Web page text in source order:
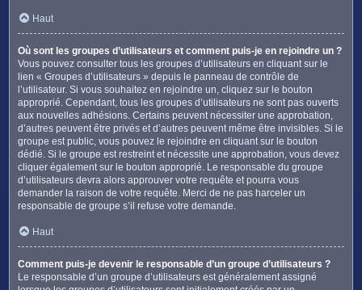
Haut
Où sont les groupes d’utilisateurs et comment puis-je en rejoindre un ?
Vous pouvez consulter tous les groupes d’utilisateurs en cliquant sur le
lien « Groupes d’utilisateurs » depuis le panneau de contrôle de
l’utilisateur. Si vous souhaitez en rejoindre un, cliquez sur le bouton
approprié. Cependant, tous les groupes d’utilisateurs ne sont pas ouverts
aux nouvelles adhésions. Certains peuvent nécessiter une approbation,
d’autres peuvent être privés et d’autres peuvent même être invisibles. Si le
groupe est public, vous pouvez le rejoindre en cliquant sur le bouton
dédié. Si le groupe est restreint et nécessite une approbation, vous devez
cliquer également sur le bouton approprié. Le responsable du groupe
d’utilisateurs devra alors approuver votre requête et pourra vous
demander la raison de votre requête. Merci de ne pas harceler un
responsable de groupe s’il refuse votre demande.
Haut
Comment puis-je devenir le responsable d’un groupe d’utilisateurs ?
Le responsable d’un groupe d’utilisateurs est généralement assigné